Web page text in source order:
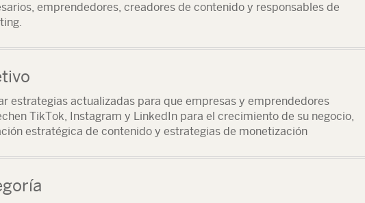
emprendedores, creadores de contenido y responsables de
estrategias actualizadas para que empresas y emprendedores
TikTok, Instagram y LinkedIn para el crecimiento de su negocio,
estratégica de contenido y estrategias de monetización